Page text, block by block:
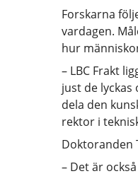
Forskarna
vardagen.
hur
– LBC Frakt
just de
dela den
rektor i
Doktoranden
– Det är